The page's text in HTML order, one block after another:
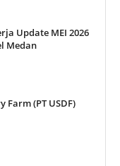
Update MEI 2026
Medan
Farm (PT USDF)